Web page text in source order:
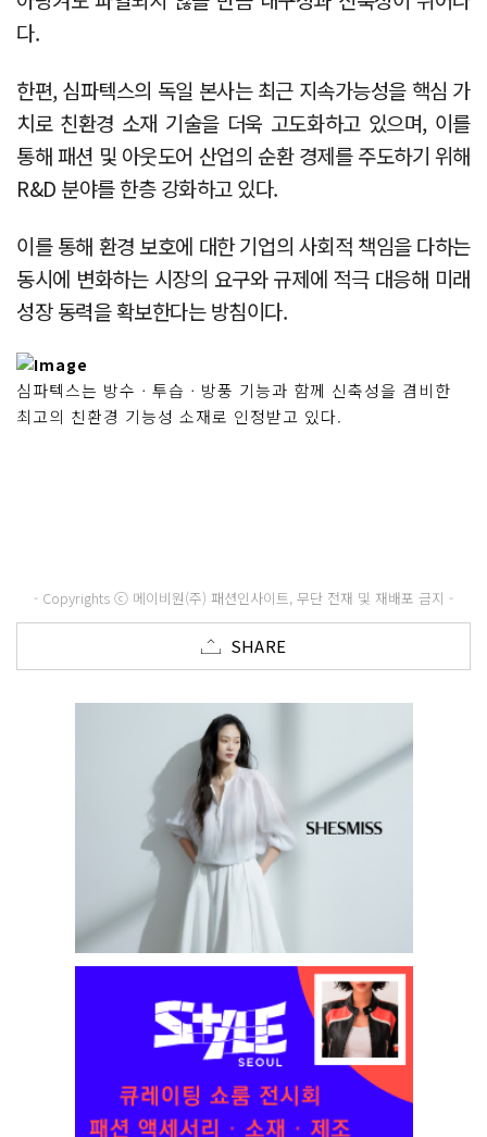
다.
한편, 심파텍스의 독일 본사는 최근 지속가능성을 핵심 가
치로 친환경 소재 기술을 더욱 고도화하고 있으며, 이를
통해 패션 및 아웃도어 산업의 순환 경제를 주도하기 위해
R&D 분야를 한층 강화하고 있다.
이를 통해 환경 보호에 대한 기업의 사회적 책임을 다하는
동시에 변화하는 시장의 요구와 규제에 적극 대응해 미래
성장 동력을 확보한다는 방침이다.
심파텍스는 방수ㆍ투습ㆍ방풍 기능과 함께 신축성을 겸비한
최고의 친환경 기능성 소재로 인정받고 있다.
- Copyrights ⓒ 메이비원(주) 패션인사이트, 무단 전재 및 재배포 금지 -
SHARE